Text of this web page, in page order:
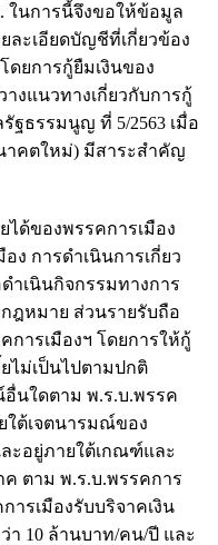
ในการนี้จึงขอให้ข้อมูล
ละเอียดบัญชีที่เกี่ยวข้อง
ดยการกู้ยืมเงินของ
งแนวทางเกี่ยวกับการกู้
ฐธรรมนูญ ที่ 5/2563 เมื่อ
าคตใหม่) มีสาระสำคัญ
ได้ของพรรคการเมือง
ง การดำเนินการเกี่ยว
ำเนินกิจกรรมทางการ
ฎหมาย ส่วนรายรับถือ
การเมืองฯ โดยการให้กู้
ไม่เป็นไปตามปกติ
อื่นใดตาม พ.ร.บ.พรรค
ใต้เจตนารมณ์ของ
ะอยู่ภายใต้เกณฑ์และ
ค ตาม พ.ร.บ.พรรคการ
ารเมืองรับบริจาคเงิน
า 10 ล้านบาท/คน/ปี และ